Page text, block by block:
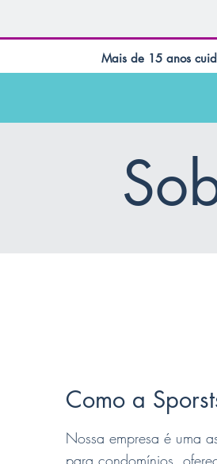
Mais de 15 anos
Como a
Nossa empresa é uma
para condomínios,